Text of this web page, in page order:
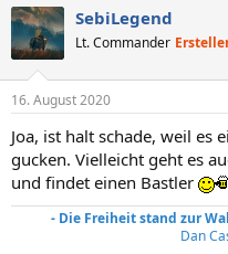
SebiLegend
Lt. Commander
16. August 2020
Joa, ist halt schade, weil es
gucken. Vielleicht geht es
und findet einen Bastler
- Die Freiheit stand zur
Dan